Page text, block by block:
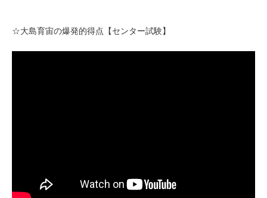
☆大島育宙の爆発的得点【センター試験】